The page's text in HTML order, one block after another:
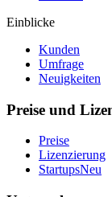
Einblicke
Kunden
Umfrage
Neuigkeiten
Preise und
Preise
Lizenzierung
StartupsNeu